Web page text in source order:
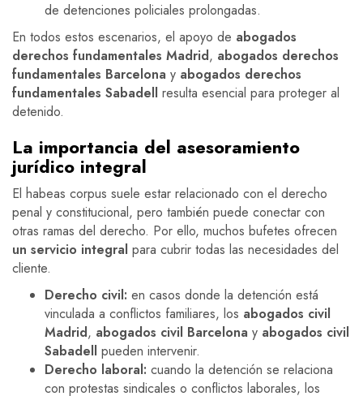
de detenciones policiales prolongadas.
En todos estos escenarios, el apoyo de abogados
derechos fundamentales Madrid, abogados derechos
fundamentales Barcelona y abogados derechos
fundamentales Sabadell resulta esencial para proteger al
detenido.
La importancia del asesoramiento
jurídico integral
El habeas corpus suele estar relacionado con el derecho
penal y constitucional, pero también puede conectar con
otras ramas del derecho. Por ello, muchos bufetes ofrecen
un servicio integral para cubrir todas las necesidades del
cliente.
Derecho civil: en casos donde la detención está
vinculada a conflictos familiares, los abogados civil
Madrid, abogados civil Barcelona y abogados civil
Sabadell pueden intervenir.
Derecho laboral: cuando la detención se relaciona
con protestas sindicales o conflictos laborales, los